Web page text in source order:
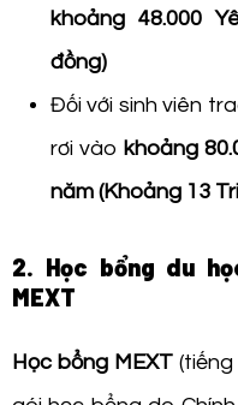
khoảng 48.000
đồng)
Đối với sinh viên
rơi vào khoảng
năm (Khoảng 13
2. Học bổng du
MEXT
Học bổng MEXT